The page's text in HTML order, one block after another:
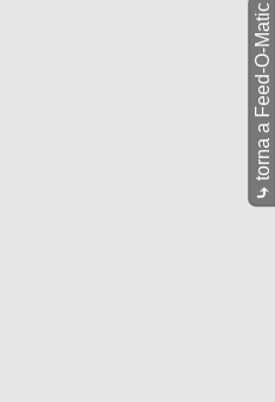
⤷
torna a Feed-O-Matic